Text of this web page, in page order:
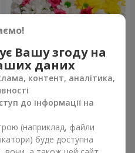
Квіти в коробці "Моє серце"
Замовити
Вашу згоду на
даних
контент, аналітика,
до інформації на
(наприклад, файли
буде доступна